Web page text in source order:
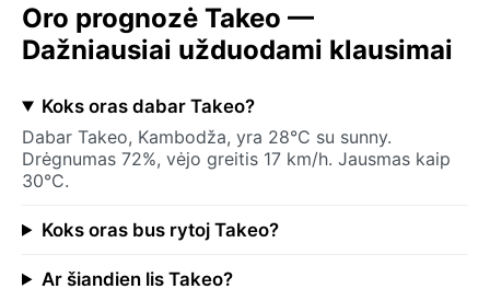
Oro prognozė Takeo —
Dažniausiai užduodami klausimai
Koks oras dabar Takeo?
Dabar Takeo, Kambodža, yra 28°C su sunny.
Drėgnumas 72%, vėjo greitis 17 km/h. Jausmas kaip
30°C.
Koks oras bus rytoj Takeo?
Ar šiandien lis Takeo?